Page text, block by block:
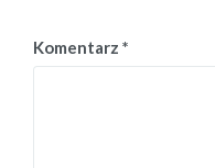
Komentarz *